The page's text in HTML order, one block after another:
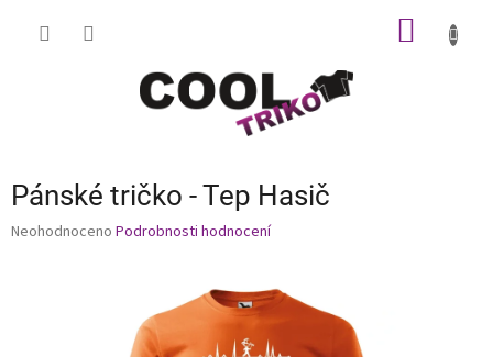
Pánské tričko - Tep Hasič
Průměrné
Neohodnoceno Podrobnosti hodnocení